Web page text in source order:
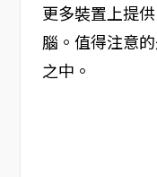
更多裝置上提
腦。值得注意
之中。